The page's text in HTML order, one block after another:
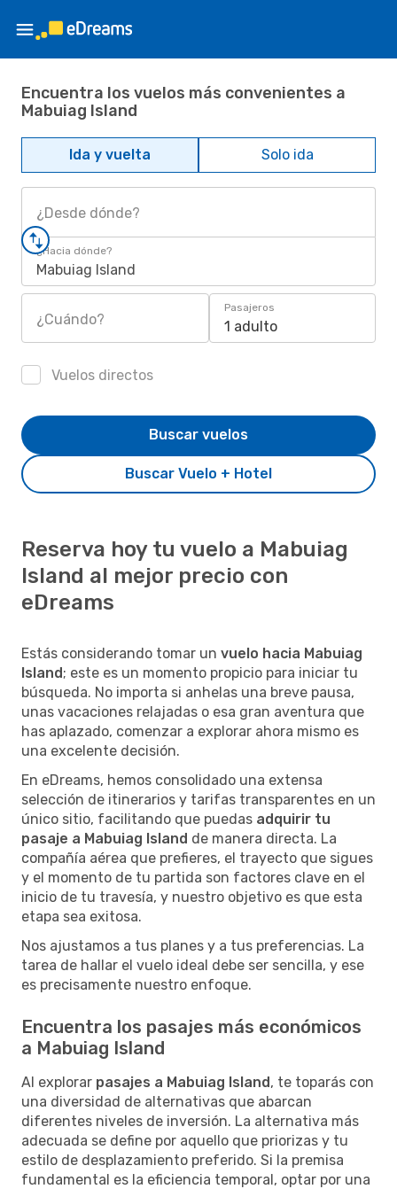
Encuentra los vuelos más convenientes a
Mabuiag Island
Ida y vuelta Solo ida
¿Desde dónde?
¿Hacia dónde?
Mabuiag Island
¿Cuándo?
Pasajeros
1 adulto
Vuelos directos
Buscar Vuelo + Hotel
Buscar vuelos
Reserva hoy tu vuelo a Mabuiag
Island al mejor precio con
eDreams
Estás considerando tomar un vuelo hacia Mabuiag
Island; este es un momento propicio para iniciar tu
búsqueda. No importa si anhelas una breve pausa,
unas vacaciones relajadas o esa gran aventura que
has aplazado, comenzar a explorar ahora mismo es
una excelente decisión.
En eDreams, hemos consolidado una extensa
selección de itinerarios y tarifas transparentes en un
único sitio, facilitando que puedas adquirir tu
pasaje a Mabuiag Island de manera directa. La
compañía aérea que prefieres, el trayecto que sigues
y el momento de tu partida son factores clave en el
inicio de tu travesía, y nuestro objetivo es que esta
etapa sea exitosa.
Nos ajustamos a tus planes y a tus preferencias. La
tarea de hallar el vuelo ideal debe ser sencilla, y ese
es precisamente nuestro enfoque.
Encuentra los pasajes más económicos
a Mabuiag Island
Al explorar pasajes a Mabuiag Island, te toparás con
una diversidad de alternativas que abarcan
diferentes niveles de inversión. La alternativa más
adecuada se define por aquello que priorizas y tu
estilo de desplazamiento preferido. Si la premisa
fundamental es la eficiencia temporal, optar por una